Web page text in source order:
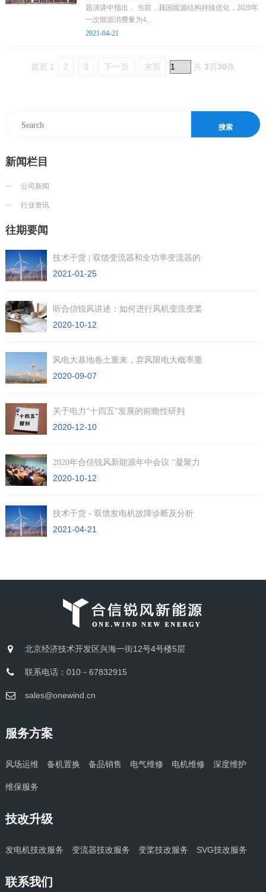
题演讲中指出， 当前，我国能源结构持续优化，2020年
一次能源消费量为4...
2021-04-21
首页 1 2 3 下一页 末页 共 3页30条
新闻栏目
公司新闻
行业资讯
往期要闻
技术干货 | 双馈变流器和全功率变流器的
2021-01-25
听合信锐风讲述：如何进行风机变流变桨
2020-10-12
风电大基地卷土重来，弃风限电大概率重
2020-09-07
关于电力“十四五”发展的前瞻性研判
2020-12-10
2020年合信锐风新能源年中会议 “凝聚力
2020-10-12
技术干货 - 双馈发电机故障诊断及分析
2021-04-21
北京经济技术开发区兴海一街12号4号楼5层
联系电话：010－67832915
sales@onewind.cn
服务方案
风场运维 备机置换 备品销售 电气维修 电机维修 深度维护
维保服务
技改升级
发电机技改服务 变流器技改服务 变桨技改服务 SVG技改服务
联系我们